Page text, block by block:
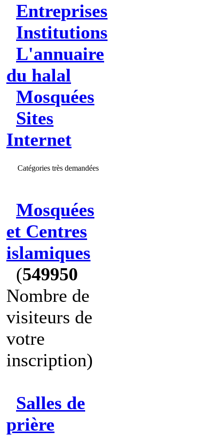
Entreprises
Institutions
L'annuaire
du halal
Mosquées
Sites
Internet
Catégories très demandées
Mosquées
et Centres
islamiques
(549950
Nombre de
visiteurs de
votre
inscription)
Salles de
prière